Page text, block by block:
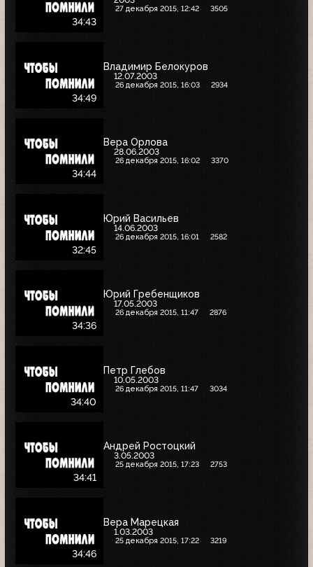
34:43
27 декабря 2015, 12:42 3505
34:49
Владимир Белокуров
12.07.2003
26 декабря 2015, 16:03 2934
34:44
Вера Орлова
28.06.2003
26 декабря 2015, 16:02 3370
32:45
Юрий Васильев
14.06.2003
26 декабря 2015, 16:01 2582
34:36
Юрий Гребенщиков
17.05.2003
26 декабря 2015, 11:47 2876
34:40
Петр Глебов
10.05.2003
26 декабря 2015, 11:47 3034
34:41
Андрей Ростоцкий
3.05.2003
25 декабря 2015, 17:23 2753
34:46
Вера Марецкая
1.03.2003
25 декабря 2015, 17:22 3219